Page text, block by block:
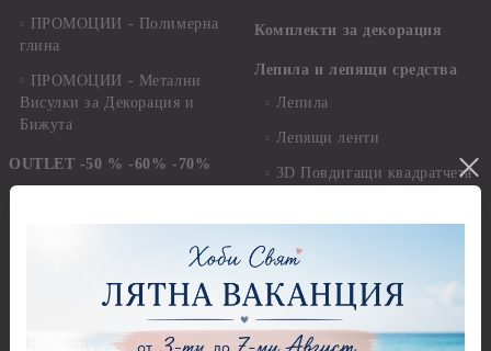
ПРОМОЦИИ - Полимерна
глина
ПРОМОЦИИ - Метални
Висулки за Декорация и
Бижута
OUTLET -50 % -60% -70%
хартии, дизайнерски хартии,
Сватбени Предмети за
Комплекти за декорация
Лепила и лепящи средства
Лепила
Лепящи ленти
3D Повдигащи квадратчета
Велкро
Силикон
Фото ъгли